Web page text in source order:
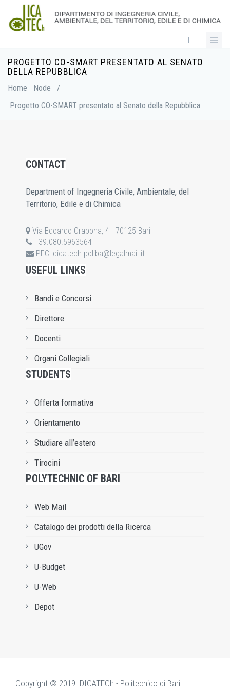
main
PROGETTO CO-SMART PRESENTATO AL SENATO
DELLA REPUBBLICA
Breadcrumb
Home Node
/
Progetto CO-SMART presentato al Senato della Repubblica
CONTACT
Department of Ingegneria Civile, Ambientale, del
Territorio, Edile e di Chimica
Via Edoardo Orabona, 4 - 70125 Bari
+39.080.5963564
PEC: dicatech.poliba@legalmail.it
USEFUL LINKS
Bandi e Concorsi
Direttore
Docenti
Organi Collegiali
STUDENTS
Offerta formativa
Orientamento
Studiare all’estero
Tirocini
POLYTECHNIC OF BARI
Web Mail
Catalogo dei prodotti della Ricerca
UGov
U-Budget
U-Web
Depot
Copyright © 2019. DICATECh - Politecnico di Bari